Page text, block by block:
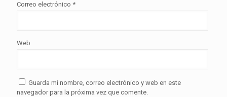
Correo electrónico *
Web
Guarda mi nombre, correo electrónico y web en este
navegador para la próxima vez que comente.